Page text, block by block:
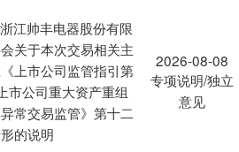
江帅丰电器股份有限
关于本次交易相关主
上市公司监管指引第
公司重大资产重组
常交易监管》第十二
的说明
2026-08-08
专项说明/独立
意见